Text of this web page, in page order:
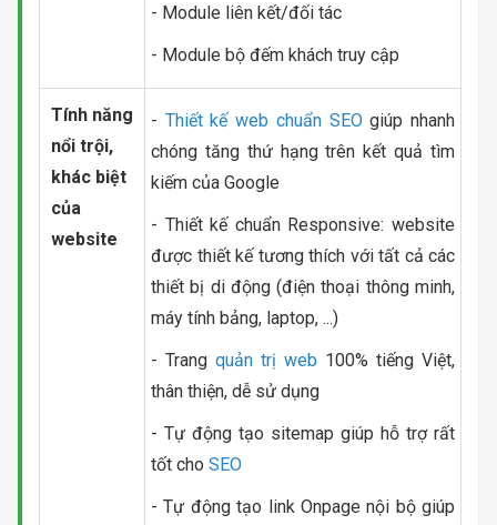
- Module liên kết/đối tác
- Module bộ đếm khách truy cập
Tính năng
nổi trội,
khác biệt
của
website
- Thiết kế web chuẩn SEOgiúp nhanh
chóng tăng thứ hạng trên kết quả tìm
kiếm của Google
- Thiết kế chuẩn Responsive: website
được thiết kế tương thích với tất cả các
thiết bị di động (điện thoại thông minh,
máy tính bảng, laptop, ...)
- Trang quản trị web 100% tiếng Việt,
thân thiện, dễ sử dụng
- Tự động tạo sitemap giúp hỗ trợ rất
tốt cho SEO
- Tự động tạo link Onpage nội bộ giúp